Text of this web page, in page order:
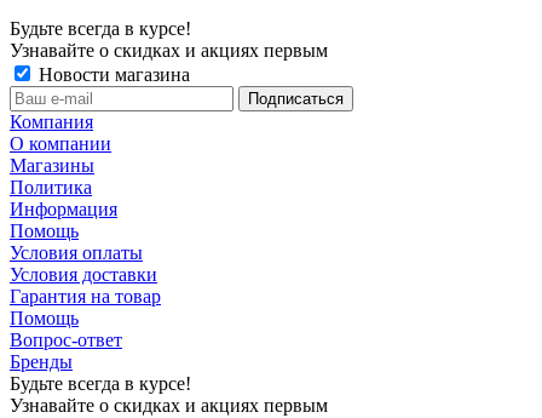
Будьте всегда в курсе!
Узнавайте о скидках и акциях первым
Новости магазина
Компания
О компании
Магазины
Политика
Информация
Помощь
Условия оплаты
Условия доставки
Гарантия на товар
Помощь
Вопрос-ответ
Бренды
Будьте всегда в курсе!
Узнавайте о скидках и акциях первым